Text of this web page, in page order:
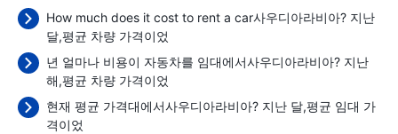
How much does it cost to rent a car사우디아라비아? 지난
달,평균 차량 가격이었
년 얼마나 비용이 자동차를 임대에서사우디아라비아? 지난
해,평균 차량 가격이었
현재 평균 가격대에서사우디아라비아? 지난 달,평균 임대 가
격이었